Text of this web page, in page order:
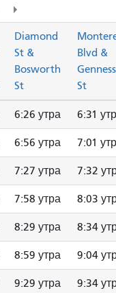
Diamond
St &
Bosworth
St
Blvd &
St
6:26 утра 6:31
6:56 утра 7:01
7:27 утра 7:32
7:58 утра 8:03
8:29 утра 8:34
8:59 утра 9:04
9:29 утра 9:34